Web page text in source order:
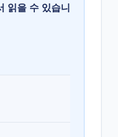
읽을 수 있습니